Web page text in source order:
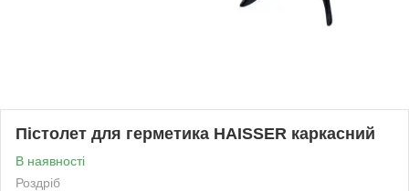
Пістолет для герметика HAISSER каркасний
В наявності
Роздріб